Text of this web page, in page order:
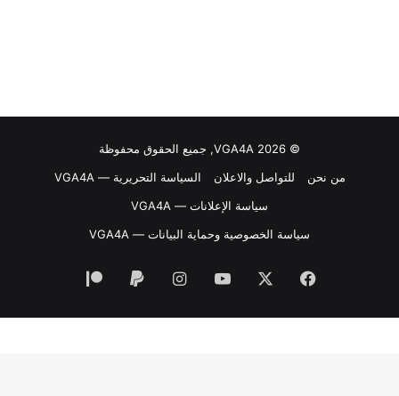
© VGA4A 2026, جميع الحقوق محفوظة
من نحن
للتواصل والاعلان
السياسة التحريرية — VGA4A
سياسة الإعلانات — VGA4A
سياسة الخصوصية وحماية البيانات — VGA4A
فيسبوك ‫YouTubeانستقرام
‏Paypal
‫Patreon